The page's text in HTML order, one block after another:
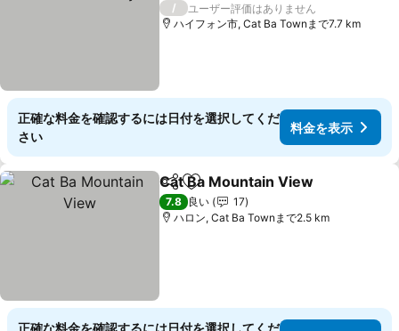
/
ユーザー評価はありません
ハイフォン市, Cat Ba Townまで7.7 km
正確な料金を確認するには日付を選択してくだ
さい
料金を表示
シェアお気に入りに追加
Cat Ba Mountain View
7.8 良い
17
ハロン, Cat Ba Townまで2.5 km
正確な料金を確認するには日付を選択してくだ